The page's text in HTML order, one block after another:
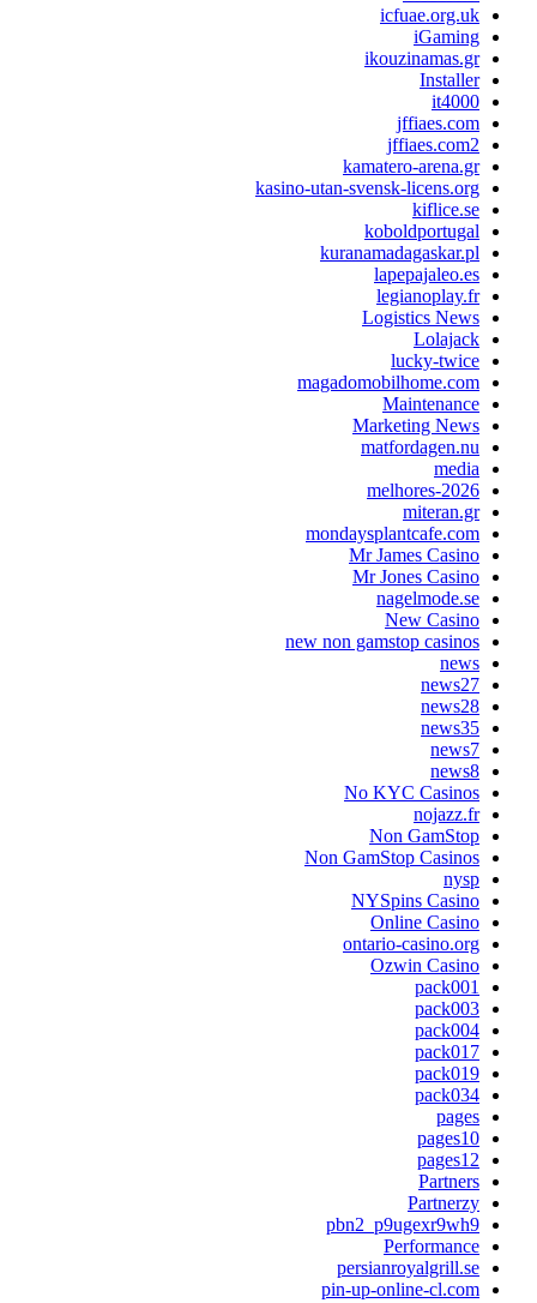
icfuae.org.uk
iGaming
ikouzinamas.gr
Installer
it4000
jffiaes.com
jffiaes.com2
kamatero-arena.gr
kasino-utan-svensk-licens.org
kiflice.se
koboldportugal
kuranamadagaskar.pl
lapepajaleo.es
legianoplay.fr
Logistics News
Lolajack
lucky-twice
magadomobilhome.com
Maintenance
Marketing News
matfordagen.nu
media
melhores-2026
miteran.gr
mondaysplantcafe.com
Mr James Casino
Mr Jones Casino
nagelmode.se
New Casino
new non gamstop casinos
news
news27
news28
news35
news7
news8
No KYC Casinos
nojazz.fr
Non GamStop
Non GamStop Casinos
nysp
NYSpins Casino
Online Casino
ontario-casino.org
Ozwin Casino
pack001
pack003
pack004
pack017
pack019
pack034
pages
pages10
pages12
Partners
Partnerzy
pbn2_p9ugexr9wh9
Performance
persianroyalgrill.se
pin-up-online-cl.com